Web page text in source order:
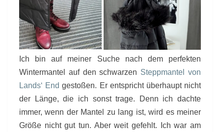
Ich bin auf meiner Suche nach dem perfekten
Wintermantel auf den schwarzen Steppmantel von
Lands‘ End gestoßen. Er entspricht überhaupt nicht
der Länge, die ich sonst trage. Denn ich dachte
immer, wenn der Mantel zu lang ist, wird es meiner
Größe nicht gut tun. Aber weit gefehlt. Ich war am